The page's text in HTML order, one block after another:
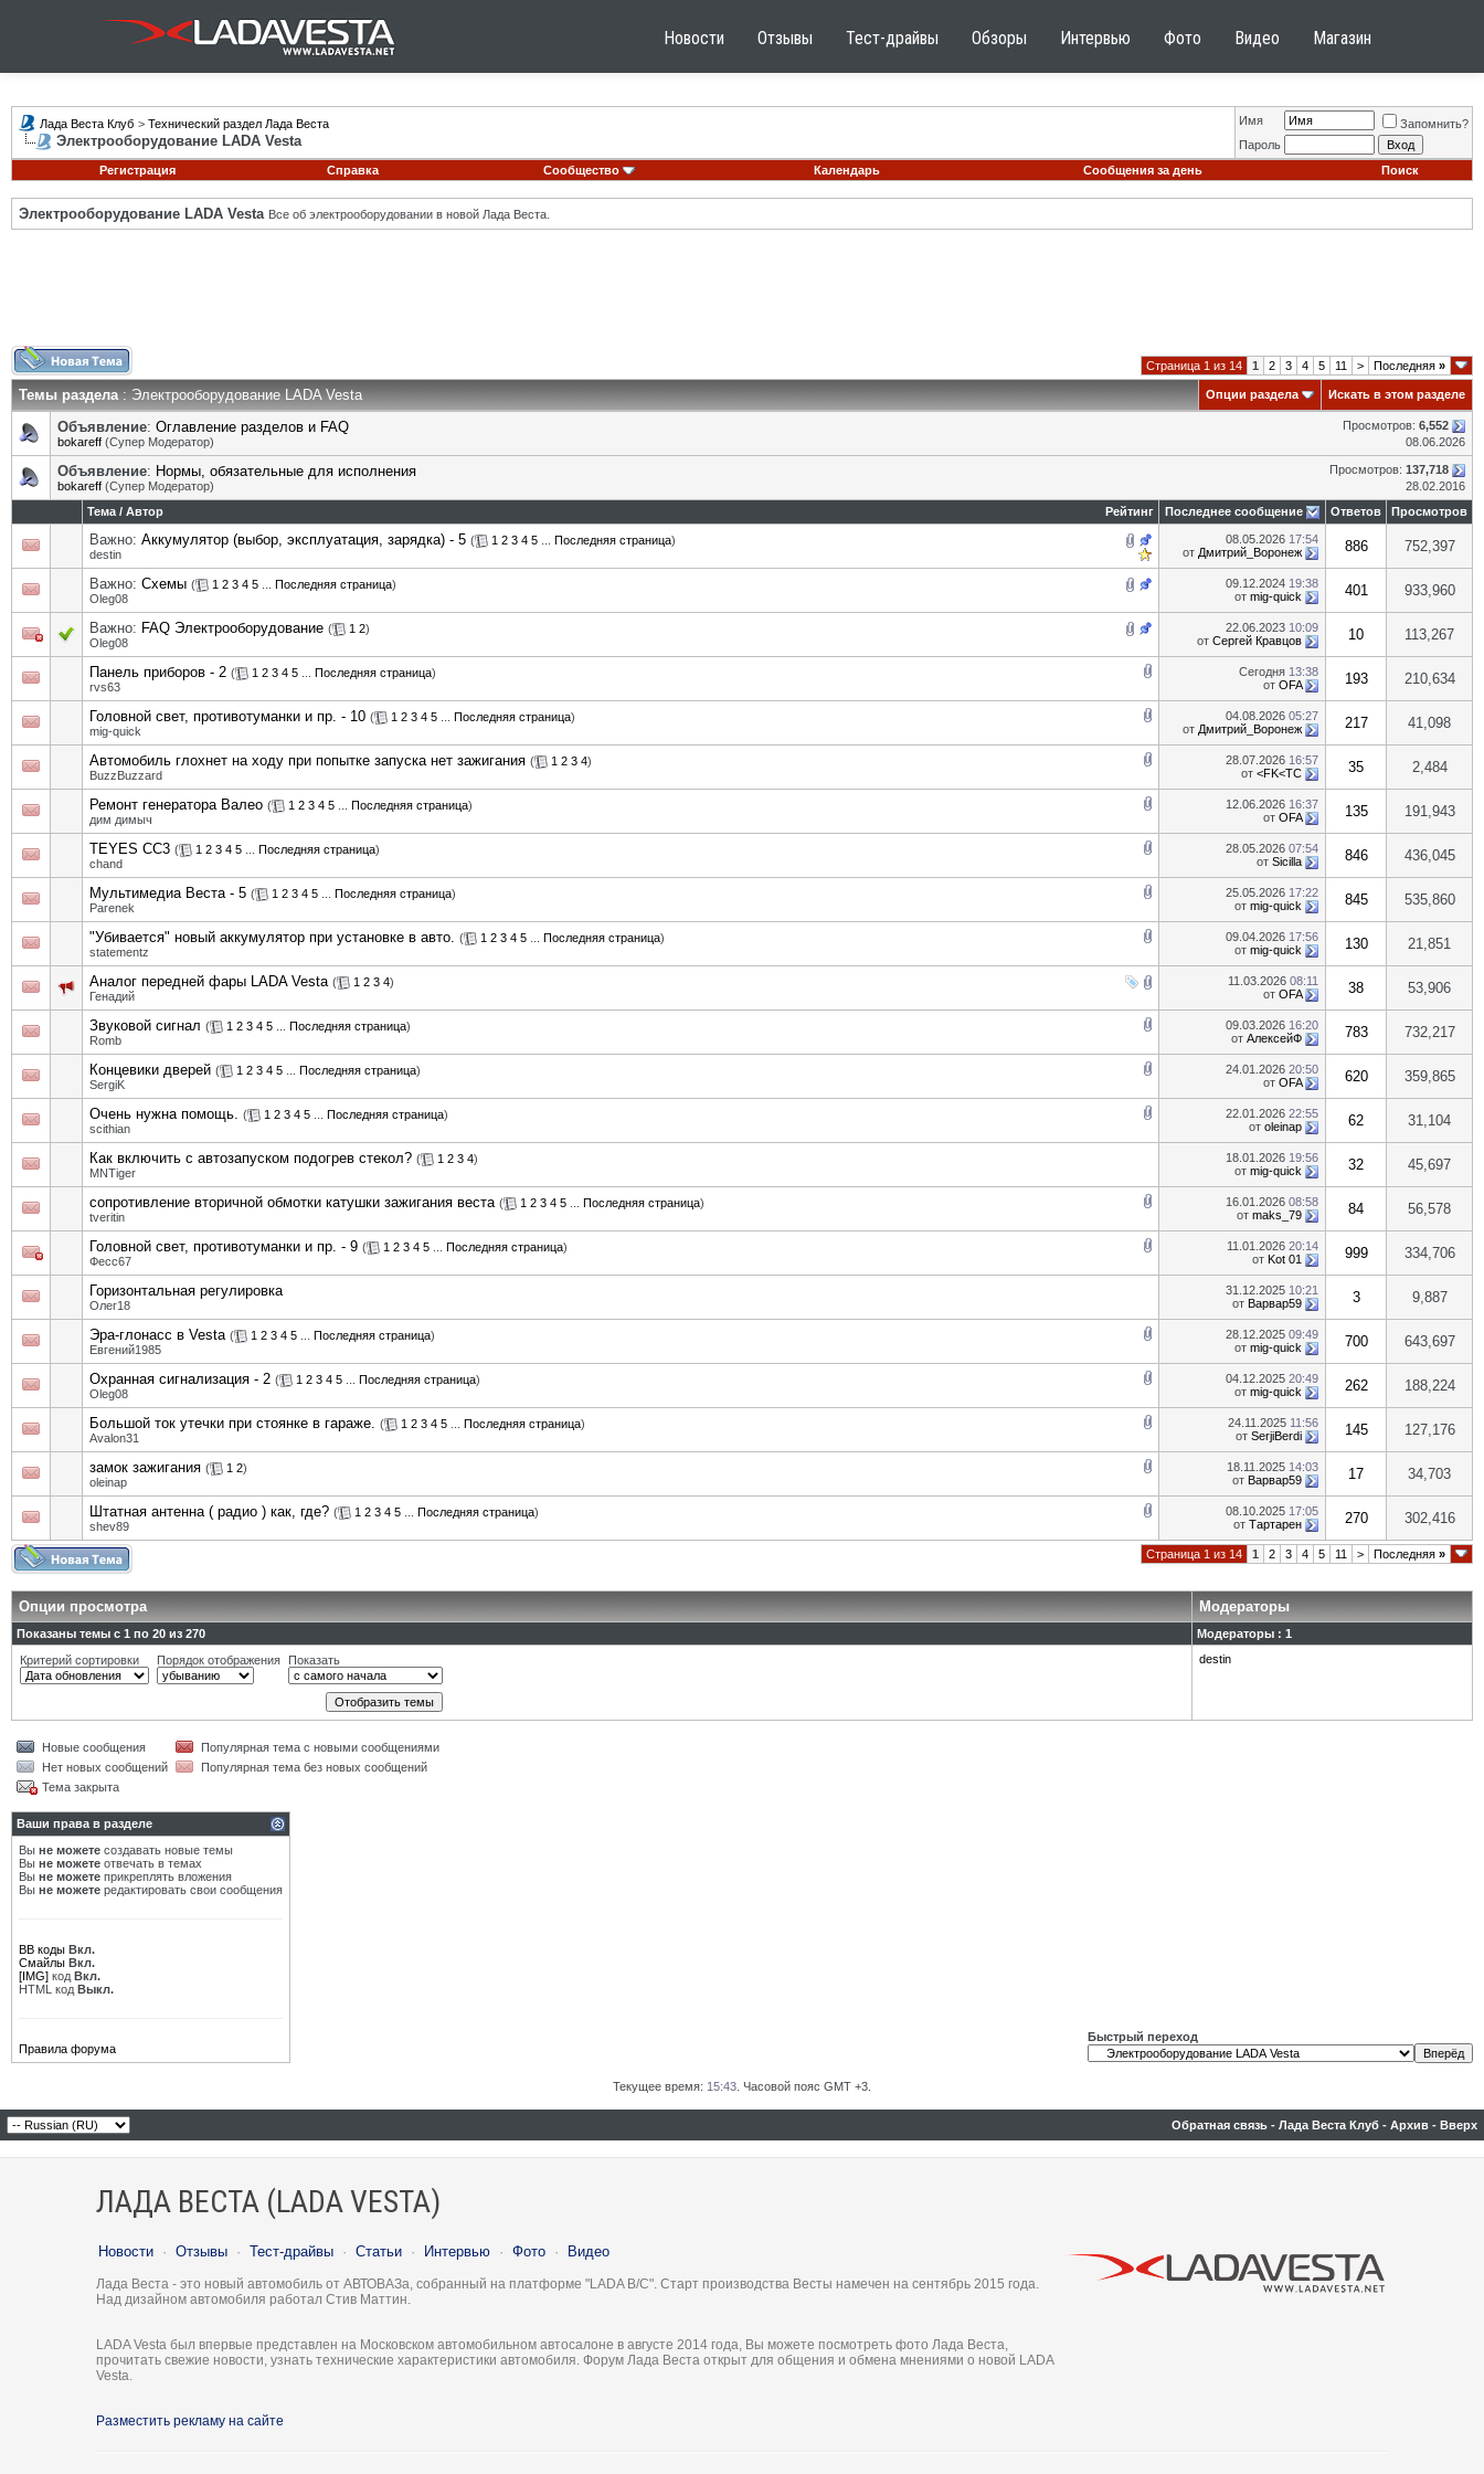
Новости Отзывы Тест-драйвы Обзоры Интервью Фото Видео Магазин
Лада Веста Клуб > Технический раздел Лада Веста
Электрооборудование LADA Vesta
Имя
Запомнить?
Пароль
Регистрация
Справка Сообщество Календарь Сообщения за день Поиск
Электрооборудование LADA Vesta Все об электрооборудовании в новой Лада Веста.
Страница 1 из 14 1 2 3 4 5 11 > Последняя »
Темы раздела: Электрооборудование LADA Vesta Опции раздела Искать в этом разделе
Просмотров: 6,552
Объявление: Оглавление разделов и FAQ
08.06.2026
bokareff (Супер Модератор)
Просмотров: 137,718
Объявление: Нормы, обязательные для исполнения
28.02.2016
bokareff (Супер Модератор)
Рейтинг
Тема / Автор Последнее сообщение Ответов Просмотров
Важно: Аккумулятор (выбор, эксплуатация, зарядка) - 5 ( 1 2 3 4 5 Последняя страница)
destin
08.05.2026 17:54
от Дмитрий_Воронеж 886 752,397
Важно: Схемы ( 1 2 3 4 5 Последняя страница)
Oleg08
09.12.2024 19:38
от mig-quick 401 933,960
Важно: FAQ Электрооборудование ( 1 2)
Oleg08
22.06.2023 10:09
от Сергей Кравцов 10 113,267
Панель приборов - 2 ( 1 2 3 4 5 Последняя страница)
rvs63
Сегодня 13:38
от OFA 193 210,634
Головной свет, противотуманки и пр. - 10 ( 1 2 3 4 5 Последняя страница)
mig-quick
04.08.2026 05:27
от Дмитрий_Воронеж 217 41,098
Автомобиль глохнет на ходу при попытке запуска нет зажигания ( 1 2 3 4)
BuzzBuzzard
28.07.2026 16:57
от <FK<TC 35 2,484
Ремонт генератора Валео ( 1 2 3 4 5 Последняя страница)
дим димыч
12.06.2026 16:37
от OFA 135 191,943
TEYES CC3 ( 1 2 3 4 5 Последняя страница)
chand
28.05.2026 07:54
от Sicilla 846 436,045
Мультимедиа Веста - 5 ( 1 2 3 4 5 Последняя страница)
Parenek
25.05.2026 17:22
от mig-quick 845 535,860
"Убивается" новый аккумулятор при установке в авто. ( 1 2 3 4 5 Последняя страница)
statementz
09.04.2026 17:56
от mig-quick 130 21,851
Аналог передней фары LADA Vesta ( 1 2 3 4)
Генадий
11.03.2026 08:11
от OFA 38 53,906
Звуковой сигнал ( 1 2 3 4 5 Последняя страница)
Romb
09.03.2026 16:20
от АлексейФ 783 732,217
Концевики дверей ( 1 2 3 4 5 Последняя страница)
SergiK
24.01.2026 20:50
от OFA 620 359,865
Очень нужна помощь. ( 1 2 3 4 5 Последняя страница)
scithian
22.01.2026 22:55
от oleinap 62 31,104
Как включить с автозапуском подогрев стекол? ( 1 2 3 4)
MNTiger
18.01.2026 19:56
от mig-quick 32 45,697
сопротивление вторичной обмотки катушки зажигания веста ( 1 2 3 4 5 Последняя страница)
tveritin
16.01.2026 08:58
от maks_79 84 56,578
Головной свет, противотуманки и пр. - 9 ( 1 2 3 4 5 Последняя страница)
Фесс67
11.01.2026 20:14
от Kot 01 999 334,706
Горизонтальная регулировка
Олег18
31.12.2025 10:21
от Варвар59 3 9,887
Эра-глонасс в Vesta ( 1 2 3 4 5 Последняя страница)
Евгений1985
28.12.2025 09:49
от mig-quick 700 643,697
Охранная сигнализация - 2 ( 1 2 3 4 5 Последняя страница)
Oleg08
04.12.2025 20:49
от mig-quick 262 188,224
Большой ток утечки при стоянке в гараже. ( 1 2 3 4 5 Последняя страница)
Avalon31
24.11.2025 11:56
от SerjiBerdi 145 127,176
замок зажигания ( 1 2)
oleinap
18.11.2025 14:03
от Варвар59 17 34,703
Штатная антенна ( радио ) как, где? ( 1 2 3 4 5 Последняя страница)
shev89
08.10.2025 17:05
от Тартарен 270 302,416
Страница 1 из 14 1 2 3 4 5 11 > Последняя »
Опции просмотра Модераторы
Показаны темы с 1 по 20 из 270
Модераторы : 1
Критерий сортировки
Порядок отображения Показать destin
Новые сообщения
Популярная тема с новыми сообщениями
Нет новых сообщений
Популярная тема без новых сообщений
Тема закрыта
Ваши права в разделе
Вы не можете создавать новые темы
Вы не можете отвечать в темах
Вы не можете прикреплять вложения
Вы не можете редактировать свои сообщения
BB коды Вкл.
Смайлы Вкл.
[IMG] код Вкл.
HTML код Выкл.
Правила форума
Быстрый переход
Текущее время: 15:43 . Часовой пояс GMT +3.
Обратная связь - Лада Веста Клуб - Архив - Вверх
ЛАДА ВЕСТА (LADA VESTA)
Новости · Отзывы · Тест-драйвы · Статьи · Интервью · Фото · Видео
Лада Веста - это новый автомобиль от АВТОВАЗа, собранный на платформе "LADA B/C". Старт производства Весты намечен на сентябрь 2015 года.
Над дизайном автомобиля работал Стив Маттин.
LADA Vesta был впервые представлен на Московском автомобильном автосалоне в августе 2014 года, Вы можете посмотреть фото Лада Веста,
прочитать свежие новости, узнать технические характеристики автомобиля. Форум Лада Веста открыт для общения и обмена мнениями о новой LADA
Vesta.
Разместить рекламу на сайте